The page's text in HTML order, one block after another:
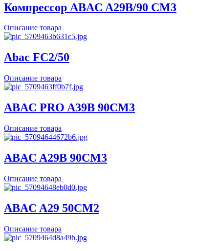
Компрессор ABAC A29B/90 CM3
Описание товара
Abac FC2/50
Описание товара
ABAC PRO A39B 90CM3
Описание товара
ABAC A29B 90CM3
Описание товара
ABAC A29 50CM2
Описание товара